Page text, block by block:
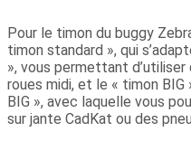
Pour le timon du buggy
timon standard », qui
», vous permettant
roues midi, et le « timon
BIG », avec laquelle vous
sur jante CadKat ou des